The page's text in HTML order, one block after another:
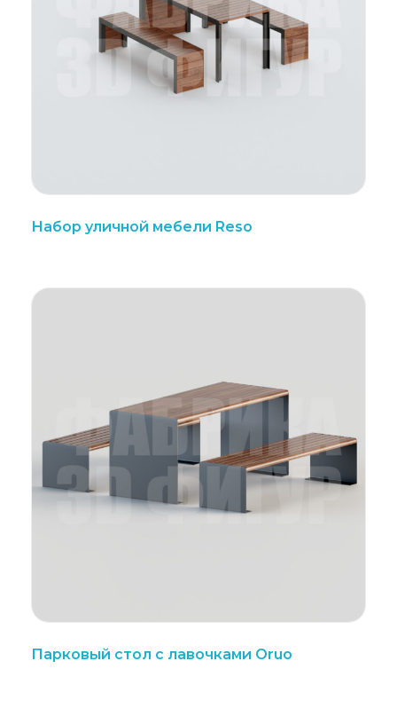
Набор уличной мебели Reso
Парковый стол с лавочками Oruo